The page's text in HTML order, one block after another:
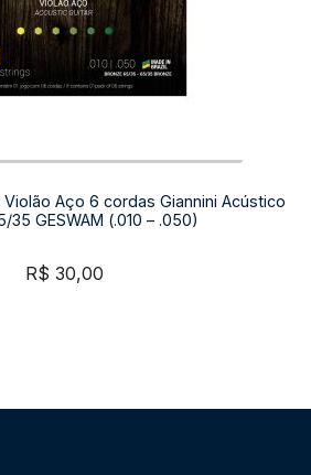
Aço 6 cordas Giannini Acústico
35 GESWAM (.010 – .050)
R$ 30,00